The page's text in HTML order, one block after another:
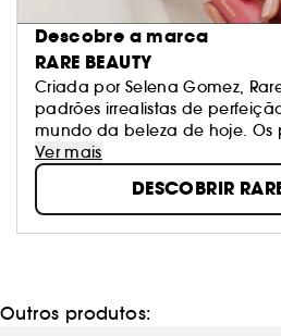
Descobre a marca
RARE BEAUTY
Criada por Selena Gomez,
padrões irrealistas de
mundo da beleza de hoje. Os
são feitos para a
Arejadas e respiráveis, nossas
também oferecem cobertura
acabamento fresco que
identidade pessoal.
Ver mais
DESCOBRIR
Outros produtos: